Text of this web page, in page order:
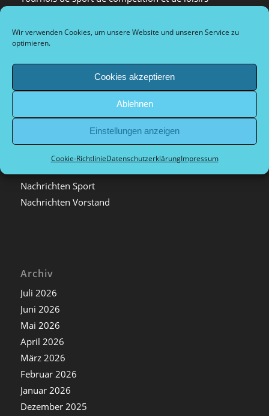
Wir verwenden Cookies, um unsere Website und unseren Service zu
optimieren.
Cookies akzeptieren
Ablehnen
Einstellungen anzeigen
Cookie-RichtlinieDatenschutzerklärungImpressum
Plan d’accès et informations sur la ville
Dokumente Vorstand
Kategorien
Nachrichten Sport
Nachrichten Vorstand
Archiv
Juli 2026
Juni 2026
Mai 2026
April 2026
März 2026
Februar 2026
Januar 2026
Dezember 2025